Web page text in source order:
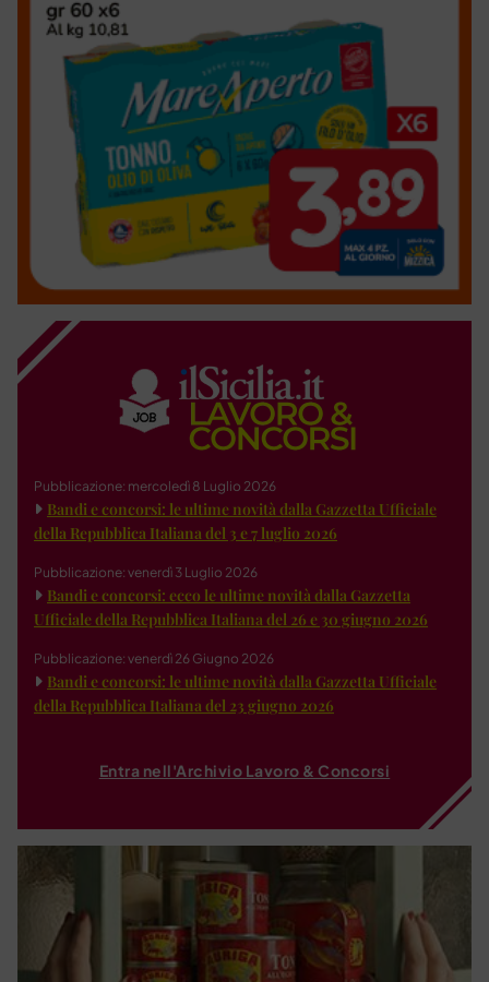
Pubblicazione: mercoledì 8 Luglio 2026
Bandi e concorsi: le ultime novità dalla Gazzetta Ufficiale
della Repubblica Italiana del 3 e 7 luglio 2026
Pubblicazione: venerdì 3 Luglio 2026
Bandi e concorsi: ecco le ultime novità dalla Gazzetta
Ufficiale della Repubblica Italiana del 26 e 30 giugno 2026
Pubblicazione: venerdì 26 Giugno 2026
Bandi e concorsi: le ultime novità dalla Gazzetta Ufficiale
della Repubblica Italiana del 23 giugno 2026
Entra nell'Archivio Lavoro & Concorsi